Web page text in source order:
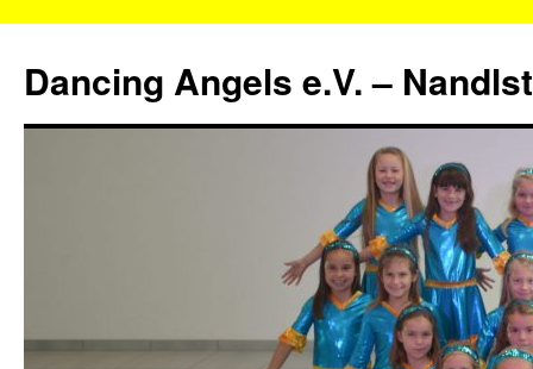
springen
Dancing Angels e.V. –